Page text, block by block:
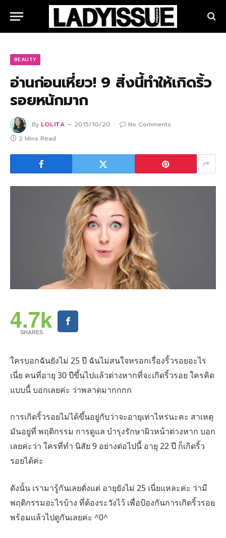
BEAUTY
อ่านก่อนเหี่ยว! 9 สิ่งนี้ทำให้เกิดริ้ว
รอยหนักมาก
By LOLITA 2015/10/20
No Comments
2 Mins Read
4.7k
SHARES
ใครบอกฉันยังไม่ 25 ปี ฉันไม่สนใจหรอกเรื่องริ้วรอยอะไร
เนี่ย คนที่อายุ 30 ปีขึ้นไปแล้วต่างหากที่จะเกิดริ้วรอย ใครคิด
แบบนี้ บอกเลยค่ะ ว่าพลาดมากกกก
การเกิดริ้วรอยไม่ได้ขึ้นอยู่กับว่าจะอายุเท่าไหร่นะคะ สาเหตุ
มันอยู่ที่ พฤติกรรม การดูแล บำรุงรักษาผิวหน้าต่างหาก บอก
เลยค่ะว่า ใครที่ทำ นิสัย 9 อย่างต่อไปนี้ อายุ 22 ปี ก็เกิดริ้ว
รอยได้ค่ะ
ดังนั้น เรามารู้กันเลยตั่งแต่ อายุยังไม่ 25 เนี่ยแหละค่ะ ว่ามี
พฤติกรรมอะไรบ้าง ที่ต้องระวังไว้ เพื่อป้องกันการเกิดริ้วรอย
พร้อมแล้วไปดูกันเลยค่ะ ^0^